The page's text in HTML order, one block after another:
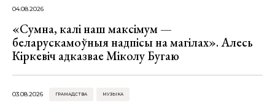
04.08.2026
«Сумна, калі наш максімум —
беларускамоўныя надпісы на магілах». Алесь
Кіркевіч адказвае Міколу Бугаю
03.08.2026 ГРАМАДСТВА МУЗЫКА